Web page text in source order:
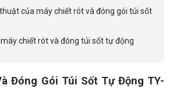
của máy chiết rót và đóng gói túi sốt
chiết rót và đóng túi sốt tự động
Đóng Gói Túi Sốt Tự Động TY-